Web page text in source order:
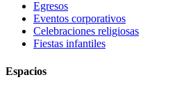
Egresos
Eventos corporativos
Celebraciones religiosas
Fiestas infantiles
Espacios